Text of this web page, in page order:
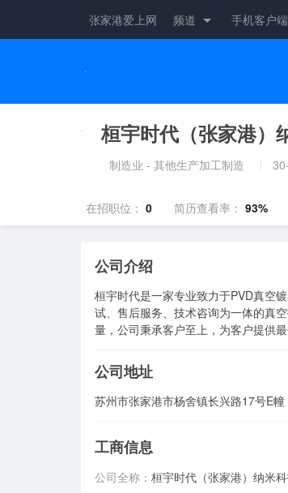
张家港爱上网 频道 手机客户端
桓宇时代（张家港）
制造业 - 其他生产加工制造
在招职位： 0 简历查看率： 93%
公司介绍
桓宇时代是一家专业致力于PVD真空
试、售后服务、技术咨询为一体的真
量，公司秉承客户至上，为客户提供
公司地址
苏州市张家港市杨舍镇长兴路17号E幢
工商信息
公司全称：桓宇时代（张家港）纳米